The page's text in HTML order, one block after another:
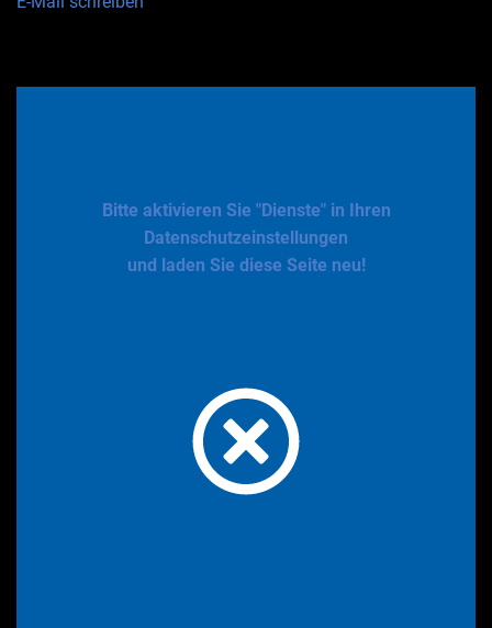
Bitte aktivieren Sie "Dienste" in Ihren
Datenschutzeinstellungen
und laden Sie diese Seite neu!